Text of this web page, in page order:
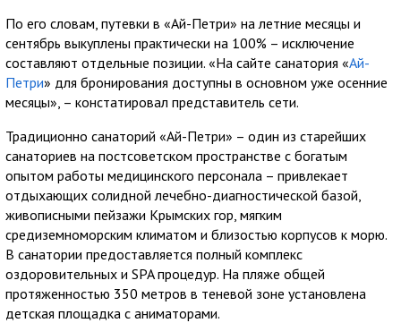
По его словам, путевки в «Ай-Петри» на летние месяцы и
сентябрь выкуплены практически на 100% – исключение
составляют отдельные позиции. «На сайте санатория «Ай-
Петри» для бронирования доступны в основном уже осенние
месяцы», – констатировал представитель сети.
Традиционно санаторий «Ай-Петри» – один из старейших
санаториев на постсоветском пространстве с богатым
опытом работы медицинского персонала – привлекает
отдыхающих солидной лечебно-диагностической базой,
живописными пейзажи Крымских гор, мягким
средиземноморским климатом и близостью корпусов к морю.
В санатории предоставляется полный комплекс
оздоровительных и SPA процедур. На пляже общей
протяженностью 350 метров в теневой зоне установлена
детская площадка с аниматорами.